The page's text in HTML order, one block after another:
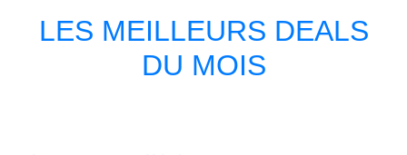
LES MEILLEURS DEALS
DU MOIS